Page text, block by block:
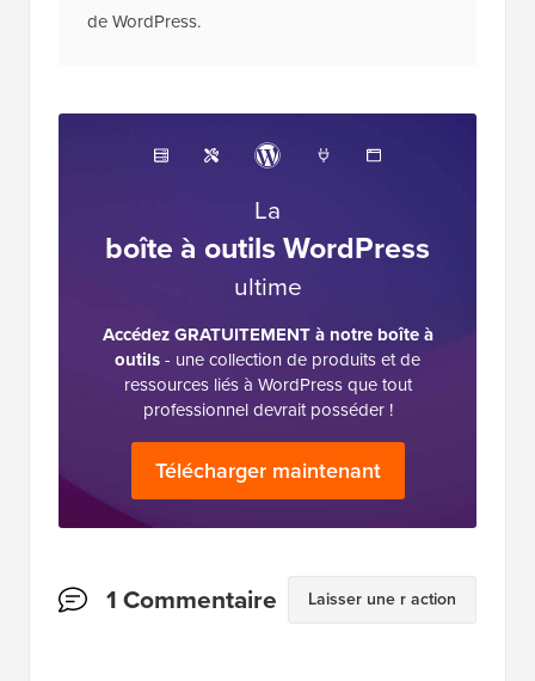
de WordPress.
La
boîte à outils WordPress
ultime
Accédez GRATUITEMENT à notre boîte à
outils- une collection de produits et de
ressources liés à WordPress que tout
professionnel devrait posséder !
Télécharger maintenant
Interactions
1 Commentaire Laisser une r action